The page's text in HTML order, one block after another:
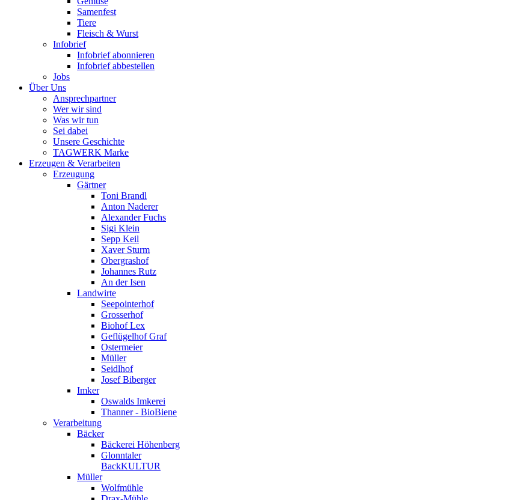
Samenfest
Tiere
Fleisch & Wurst
Infobrief
Infobrief abonnieren
Infobrief abbestellen
Jobs
Über Uns
Ansprechpartner
Wer wir sind
Was wir tun
Sei dabei
Unsere Geschichte
TAGWERK Marke
Erzeugen & Verarbeiten
Erzeugung
Gärtner
Toni Brandl
Anton Naderer
Alexander Fuchs
Sigi Klein
Sepp Keil
Xaver Sturm
Obergrashof
Johannes Rutz
An der Isen
Landwirte
Seepointerhof
Grosserhof
Biohof Lex
Geflügelhof Graf
Ostermeier
Müller
Seidlhof
Josef Biberger
Imker
Oswalds Imkerei
Thanner - BioBiene
Verarbeitung
Bäcker
Bäckerei Höhenberg
Glonntaler
BackKULTUR
Müller
Wolfmühle